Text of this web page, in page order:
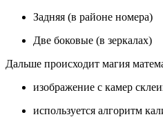
Задняя (в районе номера)
Две боковые (в зеркалах)
Дальше происходит магия
изображение с камер
используется алгоритм